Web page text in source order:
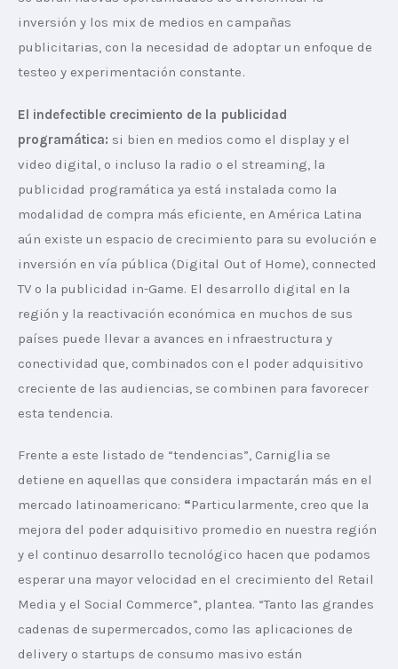
inversión y los mix de medios en campañas
publicitarias, con la necesidad de adoptar un enfoque de
testeo y experimentación constante.
El indefectible crecimiento de la publicidad
programática: si bien en medios como el display y el
video digital, o incluso la radio o el streaming, la
publicidad programática ya está instalada como la
modalidad de compra más eficiente, en América Latina
aún existe un espacio de crecimiento para su evolución e
inversión en vía pública (Digital Out of Home), connected
TV o la publicidad in-Game. El desarrollo digital en la
región y la reactivación económica en muchos de sus
países puede llevar a avances en infraestructura y
conectividad que, combinados con el poder adquisitivo
creciente de las audiencias, se combinen para favorecer
esta tendencia.
Frente a este listado de “tendencias”, Carniglia se
detiene en aquellas que considera impactarán más en el
mercado latinoamericano: “Particularmente, creo que la
mejora del poder adquisitivo promedio en nuestra región
y el continuo desarrollo tecnológico hacen que podamos
esperar una mayor velocidad en el crecimiento del Retail
Media y el Social Commerce”, plantea. “Tanto las grandes
cadenas de supermercados, como las aplicaciones de
delivery o startups de consumo masivo están